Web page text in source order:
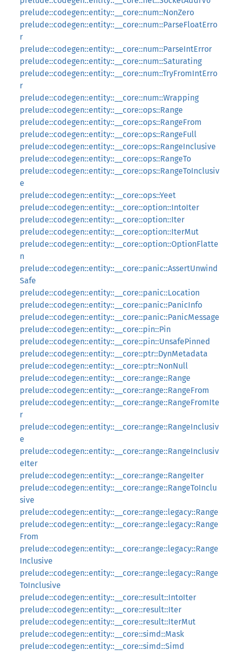
prelude::codegen::entity::__core::num::NonZero
prelude::codegen::entity::__core::num::ParseFloatErro
r
prelude::codegen::entity::__core::num::ParseIntError
prelude::codegen::entity::__core::num::Saturating
prelude::codegen::entity::__core::num::TryFromIntErro
r
prelude::codegen::entity::__core::num::Wrapping
prelude::codegen::entity::__core::ops::Range
prelude::codegen::entity::__core::ops::RangeFrom
prelude::codegen::entity::__core::ops::RangeFull
prelude::codegen::entity::__core::ops::RangeInclusive
prelude::codegen::entity::__core::ops::RangeTo
prelude::codegen::entity::__core::ops::RangeToInclusiv
e
prelude::codegen::entity::__core::ops::Yeet
prelude::codegen::entity::__core::option::IntoIter
prelude::codegen::entity::__core::option::Iter
prelude::codegen::entity::__core::option::IterMut
prelude::codegen::entity::__core::option::OptionFlatte
n
prelude::codegen::entity::__core::panic::AssertUnwind
Safe
prelude::codegen::entity::__core::panic::Location
prelude::codegen::entity::__core::panic::PanicInfo
prelude::codegen::entity::__core::panic::PanicMessage
prelude::codegen::entity::__core::pin::Pin
prelude::codegen::entity::__core::pin::UnsafePinned
prelude::codegen::entity::__core::ptr::DynMetadata
prelude::codegen::entity::__core::ptr::NonNull
prelude::codegen::entity::__core::range::Range
prelude::codegen::entity::__core::range::RangeFrom
prelude::codegen::entity::__core::range::RangeFromIte
r
prelude::codegen::entity::__core::range::RangeInclusiv
e
prelude::codegen::entity::__core::range::RangeInclusiv
eIter
prelude::codegen::entity::__core::range::RangeIter
prelude::codegen::entity::__core::range::RangeToInclu
sive
prelude::codegen::entity::__core::range::legacy::Range
prelude::codegen::entity::__core::range::legacy::Range
From
prelude::codegen::entity::__core::range::legacy::Range
Inclusive
prelude::codegen::entity::__core::range::legacy::Range
ToInclusive
prelude::codegen::entity::__core::result::IntoIter
prelude::codegen::entity::__core::result::Iter
prelude::codegen::entity::__core::result::IterMut
prelude::codegen::entity::__core::simd::Mask
prelude::codegen::entity::__core::simd::Simd